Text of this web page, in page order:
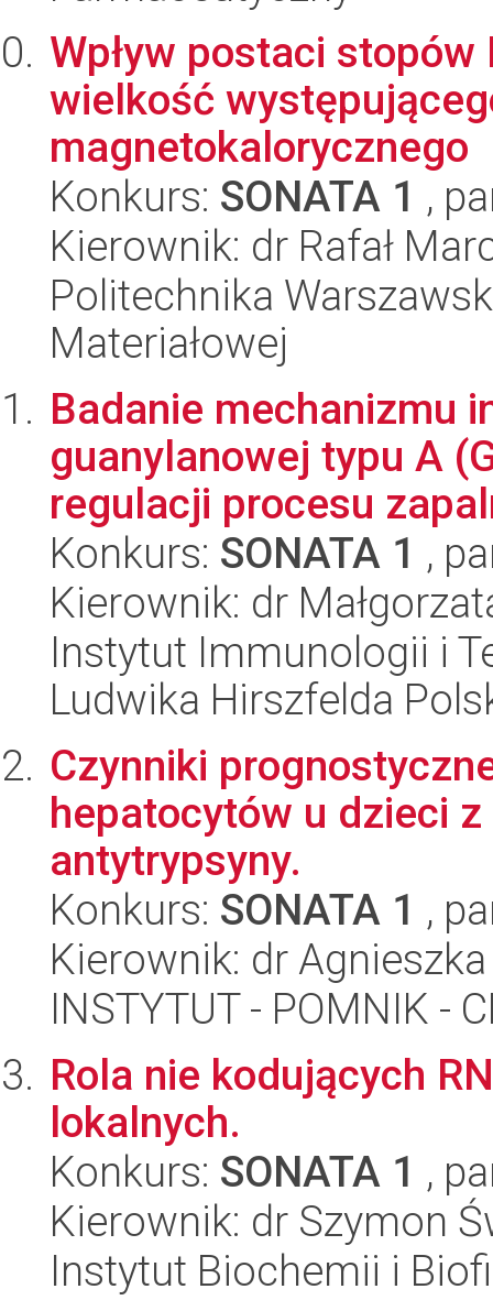
Wpływ postaci
wielkość
magnetokalorycznego
Konkurs: SONATA 1 ,
Kierownik: dr Rafał
Politechnika
Materiałowej
Badanie mechanizmu
guanylanowej typu A
regulacji procesu
Konkurs: SONATA 1 ,
Kierownik: dr
Instytut Immunologii i
Ludwika Hirszfelda
Czynniki
hepatocytów u dzieci
antytrypsyny.
Konkurs: SONATA 1 ,
Kierownik: dr Agnieszka
INSTYTUT - POMNIK -
Rola nie kodujących
lokalnych.
Konkurs: SONATA 1 ,
Kierownik: dr Szymon
Instytut Biochemii i